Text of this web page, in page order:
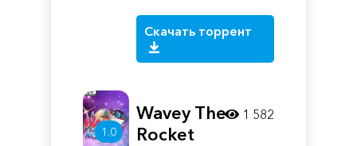
Скачать торрент
1.0
Wavey The
Rocket
1 582